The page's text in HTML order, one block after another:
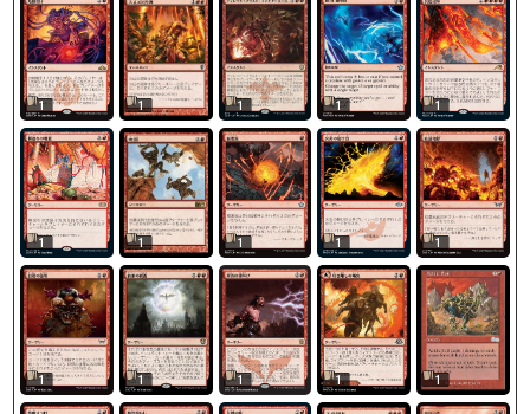
1 1 1 1 1
1 1 1 1 1
1 1 1 1 1